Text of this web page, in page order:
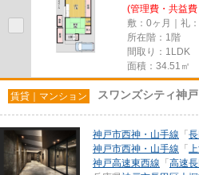
(管理費・共益費
敷：0ヶ月｜礼
所在階：1階
間取り：1LDK
面積：34.51㎡
賃貸｜マンション スワンズシティ神
神戸市西神・山手線 「
神戸市西神・山手線 「
神戸高速東西線 「 高速長